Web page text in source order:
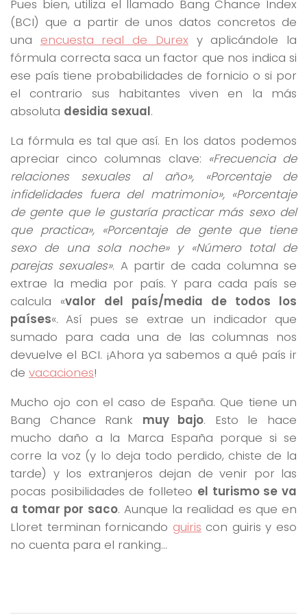
Pues bien, utiliza el llamado Bang Chance Índex
(BCI) que a partir de unos datos concretos de
una encuesta real de Durex y aplicándole la
fórmula correcta saca un factor que nos indica si
ese país tiene probabilidades de fornicio o si por
el contrario sus habitantes viven en la más
absoluta desidia sexual.
La fórmula es tal que así. En los datos podemos
apreciar cinco columnas clave: «Frecuencia de
relaciones sexuales al año», «Porcentaje de
infidelidades fuera del matrimonio», «Porcentaje
de gente que le gustaría practicar más sexo del
que practica», «Porcentaje de gente que tiene
sexo de una sola noche» y «Número total de
parejas sexuales». A partir de cada columna se
extrae la media por país. Y para cada país se
calcula «valor del país/media de todos los
países«. Así pues se extrae un indicador que
sumado para cada una de las columnas nos
devuelve el BCI. ¡Ahora ya sabemos a qué país ir
de vacaciones!
Mucho ojo con el caso de España. Que tiene un
Bang Chance Rank muy bajo. Esto le hace
mucho daño a la Marca España porque si se
corre la voz (y lo deja todo perdido, chiste de la
tarde) y los extranjeros dejan de venir por las
pocas posibilidades de folleteo el turismo se va
a tomar por saco. Aunque la realidad es que en
Lloret terminan fornicando guiris con guiris y eso
no cuenta para el ranking…